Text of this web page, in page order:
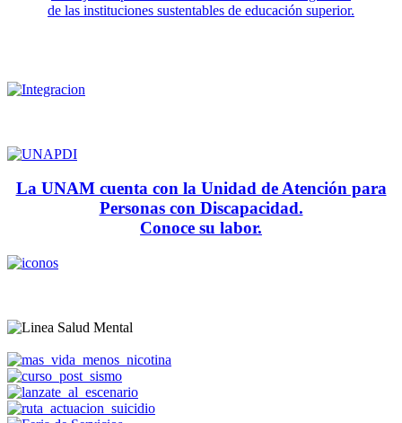
de las instituciones sustentables de educación superior.
La UNAM cuenta con la Unidad de Atención para
Personas con Discapacidad.
Conoce su labor.